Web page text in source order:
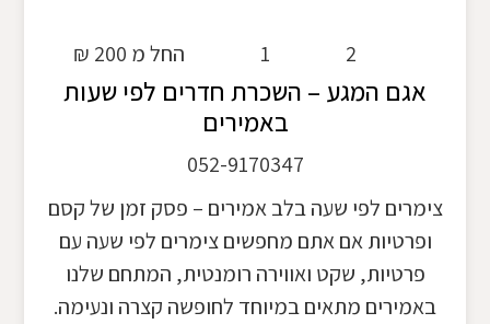
החל מ 200 ₪ 1 2
אגם המגע – השכרת חדרים לפי שעות
באמירים
052-9170347
צימרים לפי שעה בלב אמירים – פסק זמן של קסם
ופרטיות אם אתם מחפשים צימרים לפי שעה עם
פרטיות, שקט ואווירה רומנטית, המתחם שלנו
באמירים מתאים במיוחד לחופשה קצרה ונעימה.